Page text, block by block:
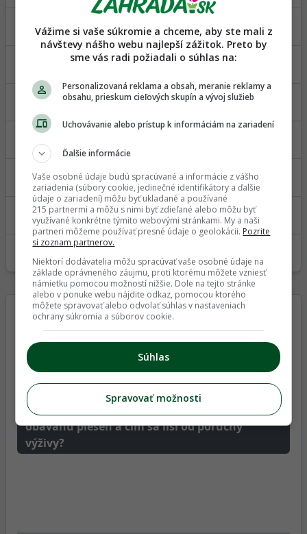
18. 04. 2022 5
choroba uhoriek
Choroba Hrušky
choroba brestu
11. 05. 2020 8
Choroba listov papriky
05. 05. 2020 4
Choroba rajčiakov?
16. 07. 2019 13
Choroba rajčín a baklažánu
12. 05. 2019 23
Najnovšie články z Magazínu
Hnedožlté škvrny na rajčinách: Ako spoznať
obávanú pleseň a čím sa líši od poruchy
výživy?
Vážime si vaše súkromie a chceme, aby ste mali z
návštevy nášho webu najlepší zážitok. Preto by
sme vás radi požiadali o súhlas na:
Personalizovaná reklama a obsah, meranie reklamy a
obsahu, prieskum cieľových skupín a vývoj služieb
Uchovávanie alebo prístup k informáciám na zariadení
Ďalšie informácie
Vaše osobné údaje budú spracúvané a informácie z vášho
zariadenia (súbory cookie, jedinečné identifikátory a ďalšie
údaje o zariadení) môžu byť ukladané a používané
215 partnermi a môžu s nimi byť zdieľané alebo môžu byť
využívané konkrétne týmito webovými stránkami. My a naši
partneri môžeme používať presné údaje o geolokácii. Pozrite
si zoznam partnerov.
Niektorí dodávatelia môžu spracúvať vaše osobné údaje na
základe oprávneného záujmu, proti ktorému môžete vzniesť
námietku pomocou možností nižšie. Dole na tejto stránke
alebo v ponuke webu nájdite odkaz, pomocou ktorého
môžete spravovať alebo odvolať súhlas v nastaveniach
ochrany súkromia a súborov cookie.
Súhlas
Spravovať možnosti